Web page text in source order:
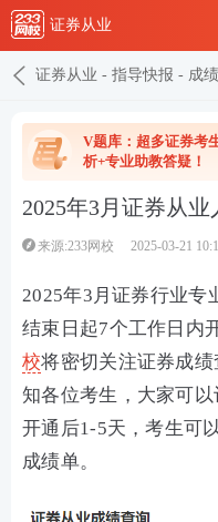
证券从业
证券从业 - 指导快报 - 成
V题库：超多证券考
析+专业助教答疑！
2025年3月证券从
来源:233网校 2025-03-21
2025年3月证券行业专
结束日起7个工作日内
校将密切关注证券成
知各位考生，大家可
开通后1-5天，考生可
成绩单。